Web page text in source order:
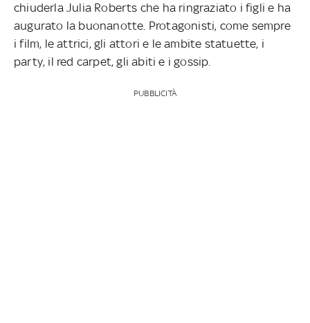
chiuderla Julia Roberts che ha ringraziato i figli e ha
augurato la buonanotte. Protagonisti, come sempre
i film, le attrici, gli attori e le ambite statuette, i
party, il red carpet, gli abiti e i gossip.
PUBBLICITÀ